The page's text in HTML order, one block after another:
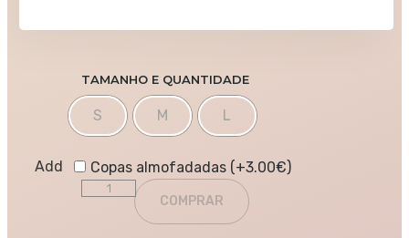
TAMANHO E QUANTIDADE
S M L
Add Copas almofadadas (+3.00€)
Quantity
COMPRAR